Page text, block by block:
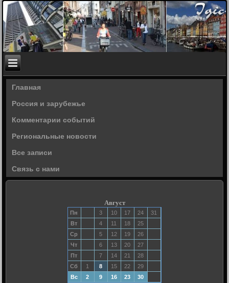
Главная
Россия и зарубежье
Комментарии событий
Региональные новости
Все записи
Связь с нами
Август
Пн 3 10 17 24
31
Вт
4 11 18
25
Ср
5 12 19
26
Чт
6 13 20
27
Пт
7 14 21
28
Сб
1 8 15 22
29
Вс
2 9 16 23 30